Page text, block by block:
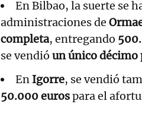
En Bilbao, la suerte se
administraciones de
completa, entregando
se vendió un único
En Igorre, se vendió
50.000 eurospara el